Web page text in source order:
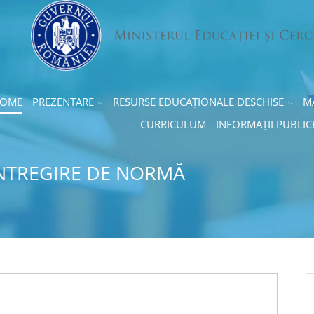
PREZENTARE RESURSE EDUCAȚIONALE DESCHISE
CURRICULUM
INFORMAȚII
DE NORMĂ